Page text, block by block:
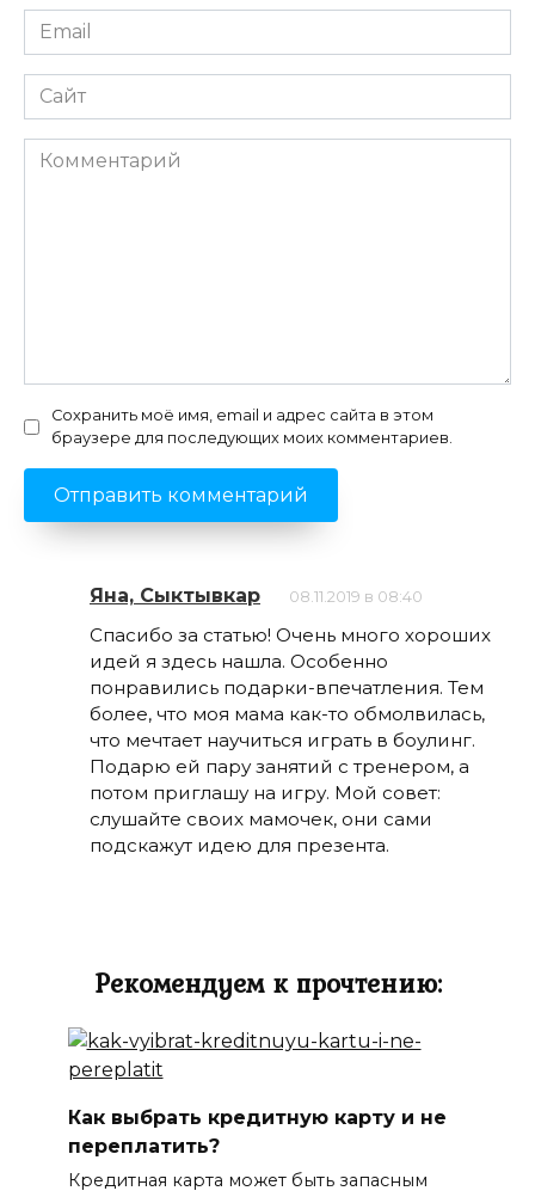
Email
*
Сайт
Комментарий
Сохранить моё имя, email и адрес сайта в этом
браузере для последующих моих комментариев.
Яна, Сыктывкар 08.11.2019 в 08:40
Спасибо за статью! Очень много хороших
идей я здесь нашла. Особенно
понравились подарки-впечатления. Тем
более, что моя мама как-то обмолвилась,
что мечтает научиться играть в боулинг.
Подарю ей пару занятий с тренером, а
потом приглашу на игру. Мой совет:
слушайте своих мамочек, они сами
подскажут идею для презента.
Рекомендуем к прочтению:
Как выбрать кредитную карту и не
переплатить?
Кредитная карта может быть запасным